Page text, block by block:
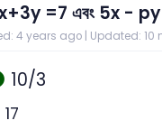
=7 এবং 5x - py =
4 years ago | Updated: 10
10/3
17